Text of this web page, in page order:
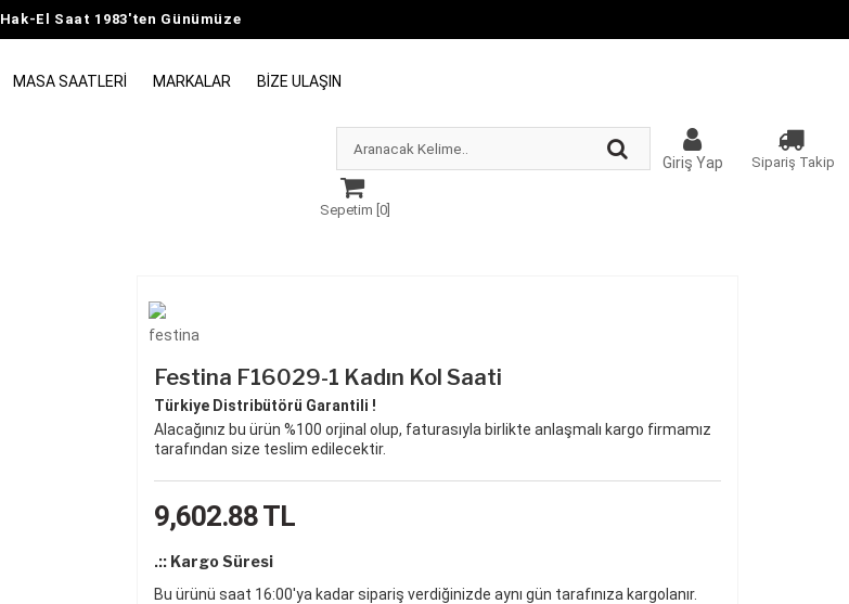
Hak-El Saat 1983'ten Günümüze
MASA SAATLERI MARKALAR BIZE ULAŞIN
Giriş Yap Sipariş Takip
Sepetim [ 0]
Festina F16029-1 Kadın Kol Saati
Türkiye Distribütörü Garantili !
Alacağınız bu ürün %100 orjinal olup, faturasıyla birlikte anlaşmalı kargo firmamız
tarafından size teslim edilecektir.
9,602.88TL
.:: Kargo Süresi
Bu ürünü saat 16:00'ya kadar sipariş verdiğinizde aynı gün tarafınıza kargolanır.